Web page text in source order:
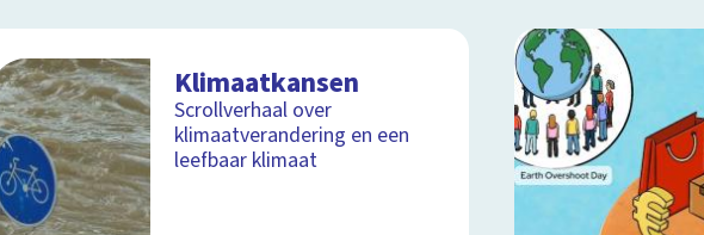
Klimaatkansen
Scrollverhaal over
klimaatverandering en een
leefbaar klimaat